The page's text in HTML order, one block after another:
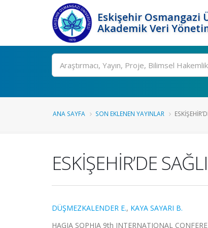
Eskişehir Osmangazi
Akademik Veri
Ara
ANA SAYFA SON EKLENEN YAYINLAR
ESKİŞEHİR’DE
DÜŞMEZKALENDER E., KAYA SAYARI B.
HAGIA SOPHIA 9th INTERNATIONAL